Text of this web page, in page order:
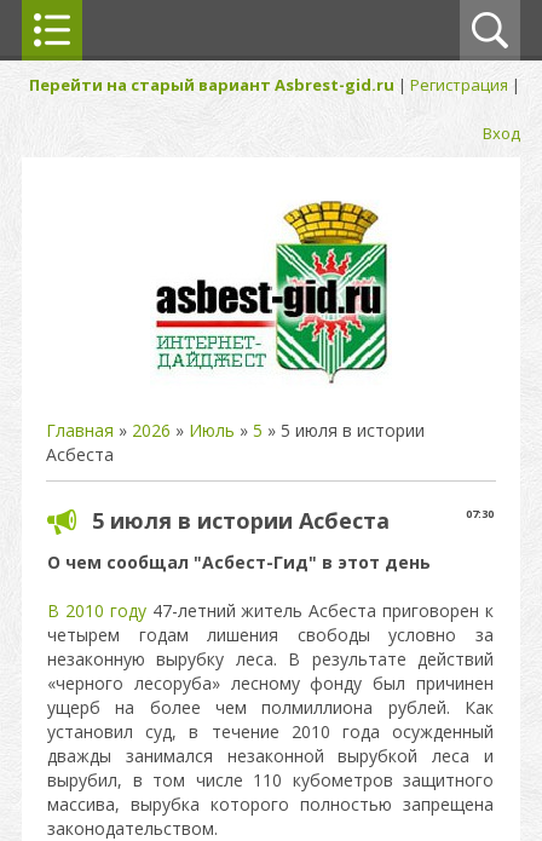
Перейти на старый вариант Asbrest-gid.ru | Регистрация |
Вход
Главная » 2026 » Июль » 5 » 5 июля в истории
Асбеста
07:30
5 июля в истории Асбеста
О чем сообщал "Асбест-Гид" в этот день
В 2010 году47-летний житель Асбеста приговорен к
четырем годам лишения свободы условно за
незаконную вырубку леса. В результате действий
«черного лесоруба» лесному фонду был причинен
ущерб на более чем полмиллиона рублей. Как
установил суд, в течение 2010 года осужденный
дважды занимался незаконной вырубкой леса и
вырубил, в том числе 110 кубометров защитного
массива, вырубка которого полностью запрещена
законодательством.